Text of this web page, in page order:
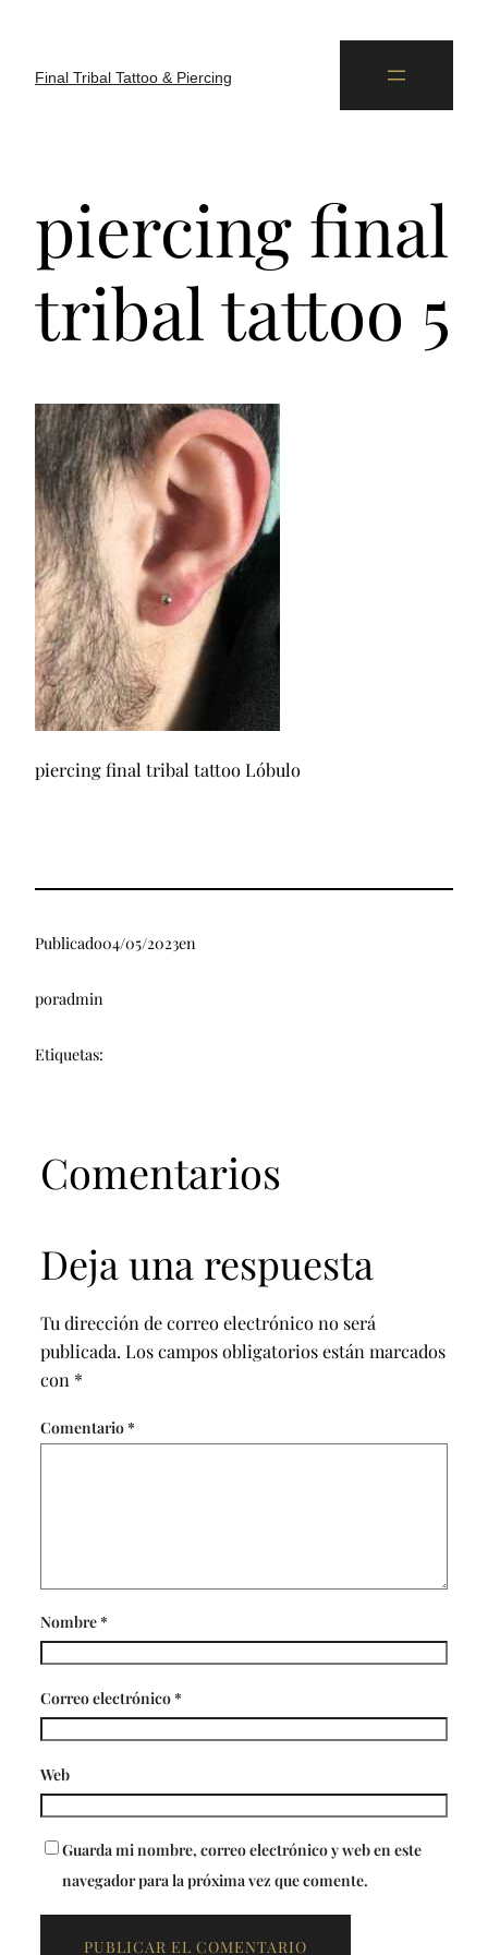
Final Tribal Tattoo & Piercing
piercing final
tribal tattoo 5
piercing final tribal tattoo Lóbulo
Publicado04/05/2023en
poradmin
Etiquetas:
Comentarios
Deja una respuesta
Tu dirección de correo electrónico no será
publicada. Los campos obligatorios están marcados
con *
Comentario*
Nombre*
Correo electrónico*
Web
Guarda mi nombre, correo electrónico y web en este
navegador para la próxima vez que comente.